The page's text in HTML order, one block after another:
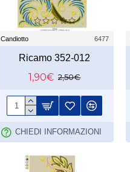
Candiotto 6477
Ricamo 352-012
1,90€ 2,50€
CHIEDI INFORMAZIONI